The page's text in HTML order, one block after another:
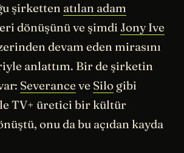
şirketten atılan adam
dönüşünü ve şimdi Jony Ive
devam eden mirasını
anlattım. Bir de şirketin
Severance ve Silo gibi
TV+ üretici bir kültür
onu da bu açıdan kayda